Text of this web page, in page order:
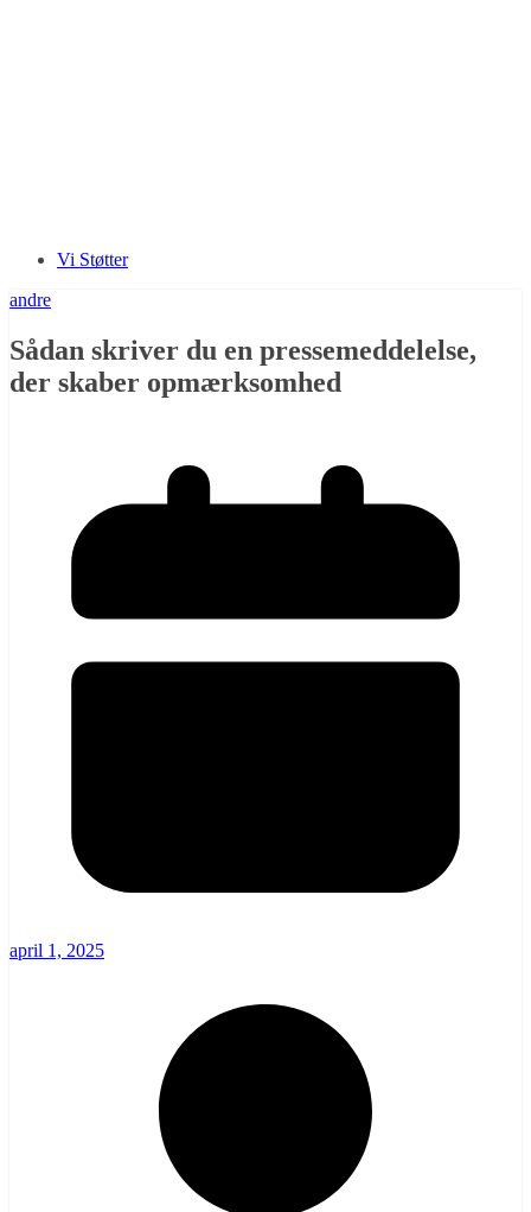
Vi Støtter
andre
Sådan skriver du en pressemeddelelse,
der skaber opmærksomhed
april 1, 2025